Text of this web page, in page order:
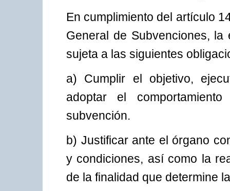
En cumplimiento del artículo
General de Subvenciones,
sujeta a las siguientes
a) Cumplir el objetivo,
adoptar el
subvención.
b) Justificar ante el órgano
y condiciones, así como la
de la finalidad que determine